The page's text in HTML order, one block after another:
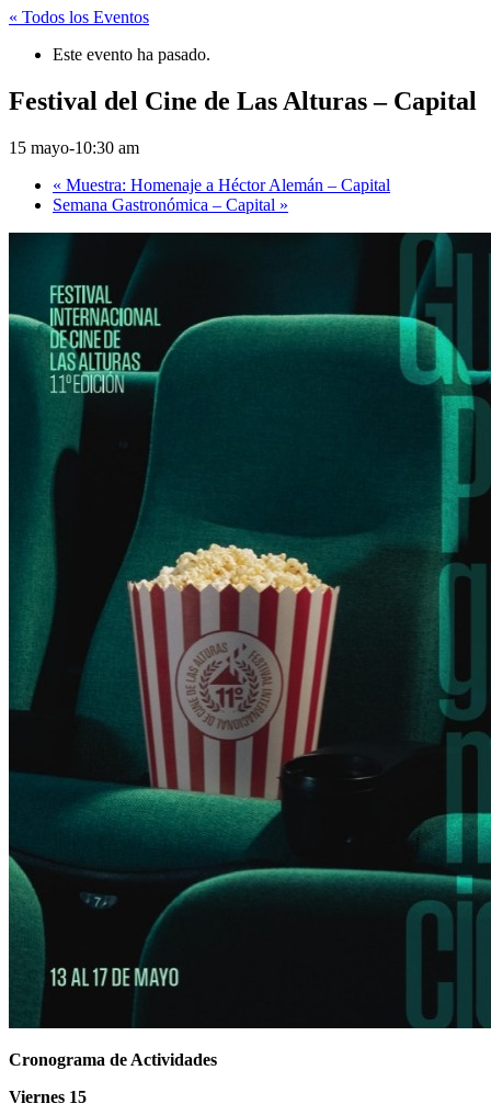
« Todos los Eventos
Este evento ha pasado.
Festival del Cine de Las Alturas – Capital
15 mayo-10:30 am
« Muestra: Homenaje a Héctor Alemán – Capital
Semana Gastronómica – Capital »
Cronograma de Actividades
Viernes 15